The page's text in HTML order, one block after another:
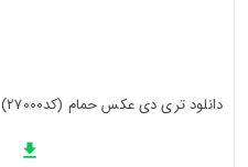
دانلود تری دی عکس حمام (کد27000)